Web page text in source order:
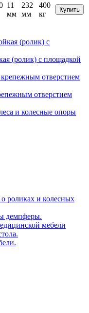
11
мм
232
мм
400
кг
Купить
(ролик) с площадкой
отверстием
и колесные опоры
роликах и колесных
демпферы.
мебели